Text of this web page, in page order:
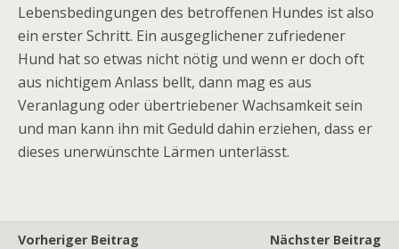
Lebensbedingungen des betroffenen Hundes ist also
ein erster Schritt. Ein ausgeglichener zufriedener
Hund hat so etwas nicht nötig und wenn er doch oft
aus nichtigem Anlass bellt, dann mag es aus
Veranlagung oder übertriebener Wachsamkeit sein
und man kann ihn mit Geduld dahin erziehen, dass er
dieses unerwünschte Lärmen unterlässt.
Vorheriger Beitrag
Nächster Beitrag